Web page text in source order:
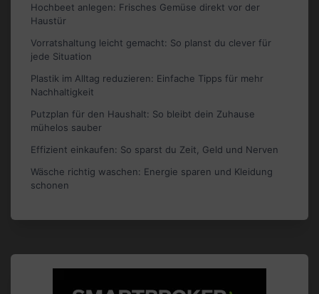
Hochbeet anlegen: Frisches Gemüse direkt vor der
Haustür
Vorratshaltung leicht gemacht: So planst du clever für
jede Situation
Plastik im Alltag reduzieren: Einfache Tipps für mehr
Nachhaltigkeit
Putzplan für den Haushalt: So bleibt dein Zuhause
mühelos sauber
Effizient einkaufen: So sparst du Zeit, Geld und Nerven
Wäsche richtig waschen: Energie sparen und Kleidung
schonen